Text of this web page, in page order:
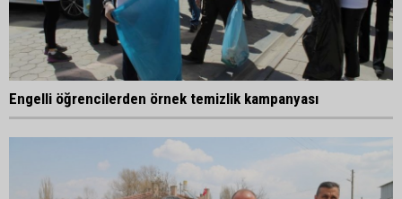
Engelli öğrencilerden örnek temizlik kampanyası